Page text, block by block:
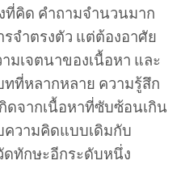
ที่คิด คำถามจำนวนมาก
จำตรงตัว แต่ต้องอาศัย
มเจตนาของเนื้อหา และ
ที่หลากหลาย ความรู้สึก
ดจากเนื้อหาที่ซับซ้อนเกิน
ความคิดแบบเดิมกับ
ทักษะอีกระดับหนึ่ง